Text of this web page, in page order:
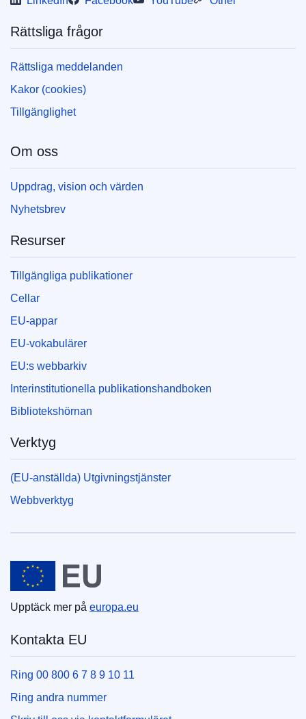
Rättsliga frågor
Rättsliga meddelanden
Kakor (cookies)
Tillgänglighet
Om oss
Uppdrag, vision och värden
Nyhetsbrev
Resurser
Tillgängliga publikationer
Cellar
EU-appar
EU-vokabulärer
EU:s webbarkiv
Interinstitutionella publikationshandboken
Bibliotekshörnan
Verktyg
(EU-anställda) Utgivningstjänster
Webbverktyg
Europeiska unionen
Upptäck mer på europa.eu
Kontakta EU
Ring 00 800 6 7 8 9 10 11
Ring andra nummer